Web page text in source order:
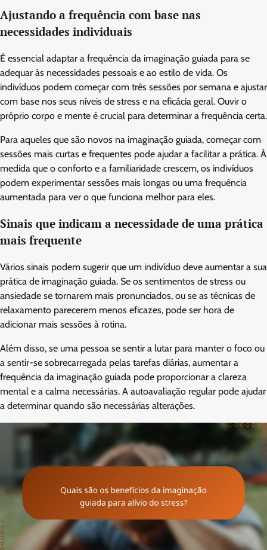
Ajustando a frequência com base nas
necessidades individuais
É essencial adaptar a frequência da imaginação guiada para se
adequar às necessidades pessoais e ao estilo de vida. Os
indivíduos podem começar com três sessões por semana e ajustar
com base nos seus níveis de stress e na eficácia geral. Ouvir o
próprio corpo e mente é crucial para determinar a frequência certa.
Para aqueles que são novos na imaginação guiada, começar com
sessões mais curtas e frequentes pode ajudar a facilitar a prática. À
medida que o conforto e a familiaridade crescem, os indivíduos
podem experimentar sessões mais longas ou uma frequência
aumentada para ver o que funciona melhor para eles.
Sinais que indicam a necessidade de uma prática
mais frequente
Vários sinais podem sugerir que um indivíduo deve aumentar a sua
prática de imaginação guiada. Se os sentimentos de stress ou
ansiedade se tornarem mais pronunciados, ou se as técnicas de
relaxamento parecerem menos eficazes, pode ser hora de
adicionar mais sessões à rotina.
Além disso, se uma pessoa se sentir a lutar para manter o foco ou
a sentir-se sobrecarregada pelas tarefas diárias, aumentar a
frequência da imaginação guiada pode proporcionar a clareza
mental e a calma necessárias. A autoavaliação regular pode ajudar
a determinar quando são necessárias alterações.